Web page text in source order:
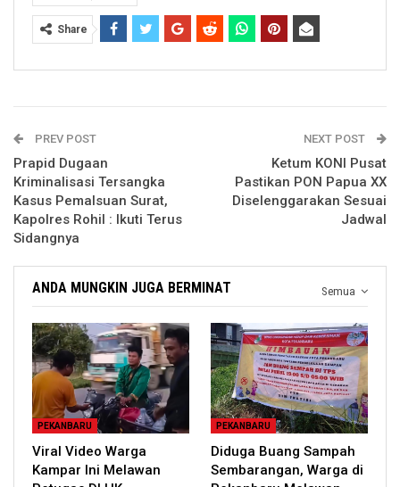
Share
PREV POST
Prapid Dugaan
Kriminalisasi Tersangka
Kasus Pemalsuan Surat,
Kapolres Rohil : Ikuti Terus
Sidangnya
NEXT POST
Ketum KONI Pusat
Pastikan PON Papua XX
Diselenggarakan Sesuai
Jadwal
Semua
ANDA MUNGKIN JUGA BERMINAT
PEKANBARU
Viral Video Warga
Kampar Ini Melawan
PEKANBARU
Diduga Buang Sampah
Sembarangan, Warga di